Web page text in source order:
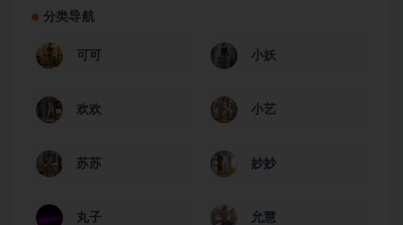
分类导航
可可 小妖
欢欢 小艺
苏苏 妙妙
丸子 允慧